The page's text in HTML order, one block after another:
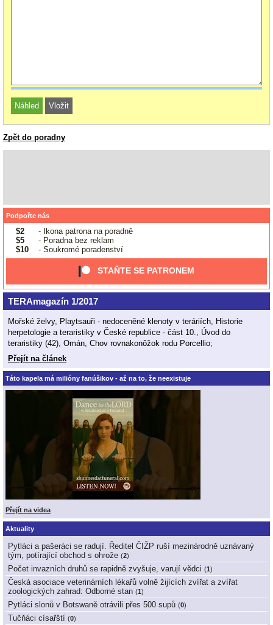
Zpět do poradny
Podpořte nás
$2
- Ikona patrona na poradně
$5
- Poradna bez reklam
$10
- Soukromé poradenství
STAŇTE SE PATRONEM
TERAmagazín 1/2017
Mořské želvy, Playtsauři - nedoceněné klenoty v teráriích, Historie
herpetologie a teraristiky v České republice - část 10., Úvod do
teraristiky (42), Omán, Chov rovnakonôžok rodu Porcellio;
Přejít na článek
Táto kapela má milióny fanúšikov - až na to, že neexistuje
Přejít na videa
Aktuality
Pytláci a pašeráci se radují. Ředitel ČIŽP ruší mezinárodně uznávaný
tým, potírající obchod s ohrože (2)
Počet invazních druhů se rapidně zvyšuje, varují vědci (1 )
Česká asociace veterinárních lékařů volně žijících zvířat a zvířat
zoologických zahrad: Odborné stan (1 )
Pytláci slonů v Botswaně otrávili přes 500 supů (0)
Tučňáci císařští (0)